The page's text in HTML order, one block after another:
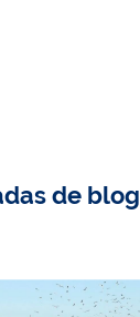
de blog